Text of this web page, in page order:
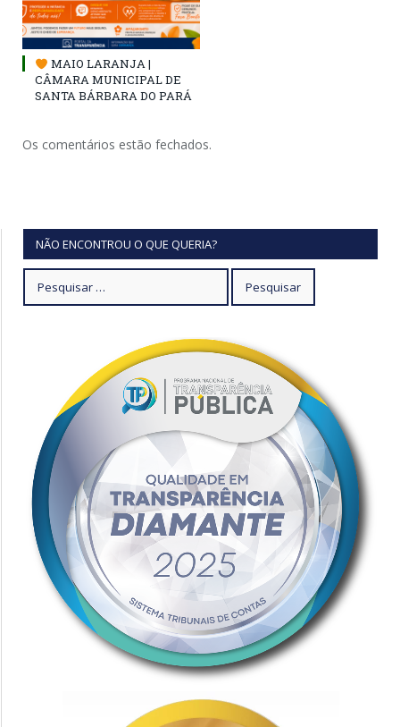
MAIO LARANJA |
CÂMARA MUNICIPAL DE
SANTA BÁRBARA DO PARÁ
Os comentários estão fechados.
NÃO ENCONTROU O QUE QUERIA?